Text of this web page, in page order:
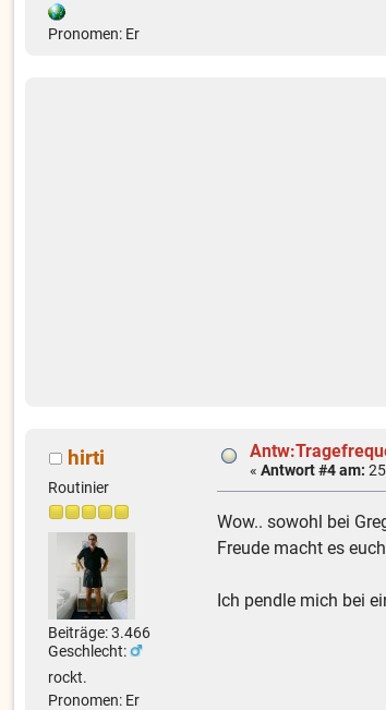
Pronomen: Er
hirti
Routinier
Beiträge: 3.466
Geschlecht:
rockt.
Pronomen: Er
«Antwort #4 am:
Wow.. sowohl bei
Freude macht es
Ich pendle mich bei